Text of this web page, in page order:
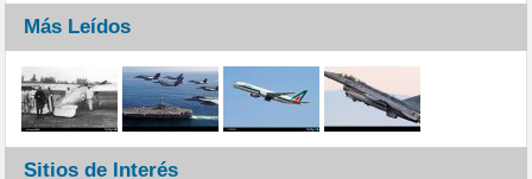
Más Leídos
Sitios de Interés